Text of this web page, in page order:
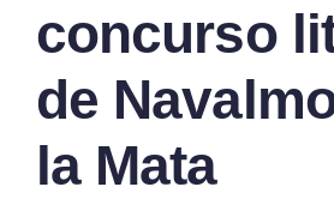
concurso
de
la Mata